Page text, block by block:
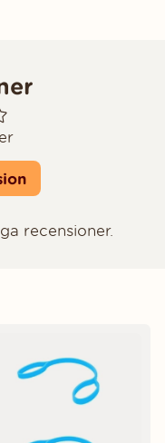
recensioner.